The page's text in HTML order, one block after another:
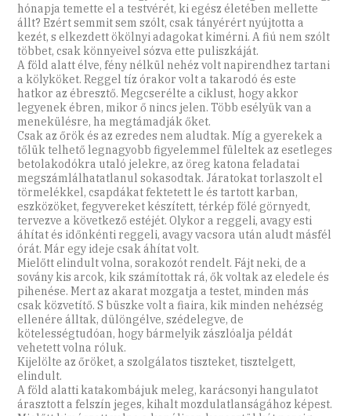
hónapja temette el a testvérét, ki egész életében mellette
állt? Ezért semmit sem szólt, csak tányérért nyújtotta a
kezét, s elkezdett ökölnyi adagokat kimérni. A fiú nem szólt
többet, csak könnyeivel sózva ette puliszkáját.
A föld alatt élve, fény nélkül nehéz volt napirendhez tartani
a kölyköket. Reggel tíz órakor volt a takarodó és este
hatkor az ébresztő. Megcserélte a ciklust, hogy akkor
legyenek ébren, mikor ő nincs jelen. Több esélyük van a
menekülésre, ha megtámadják őket.
Csak az őrök és az ezredes nem aludtak. Míg a gyerekek a
tőlük telhető legnagyobb figyelemmel füleltek az esetleges
betolakodókra utaló jelekre, az öreg katona feladatai
megszámlálhatatlanul sokasodtak. Járatokat torlaszolt el
törmelékkel, csapdákat fektetett le és tartott karban,
eszközöket, fegyvereket készített, térkép fölé görnyedt,
tervezve a következő estéjét. Olykor a reggeli, avagy esti
áhítat és időnkénti reggeli, avagy vacsora után aludt másfél
órát. Már egy ideje csak áhítat volt.
Mielőtt elindult volna, sorakozót rendelt. Fájt neki, de a
sovány kis arcok, kik számítottak rá, ők voltak az eledele és
pihenése. Mert az akarat mozgatja a testet, minden más
csak közvetítő. S büszke volt a fiaira, kik minden nehézség
ellenére álltak, dülöngélve, szédelegve, de
kötelességtudóan, hogy bármelyik zászlóalja példát
vehetett volna róluk.
Kijelölte az őröket, a szolgálatos tiszteket, tisztelgett,
elindult.
A föld alatti katakombájuk meleg, karácsonyi hangulatot
árasztott a felszín jeges, kihalt mozdulatlanságához képest.